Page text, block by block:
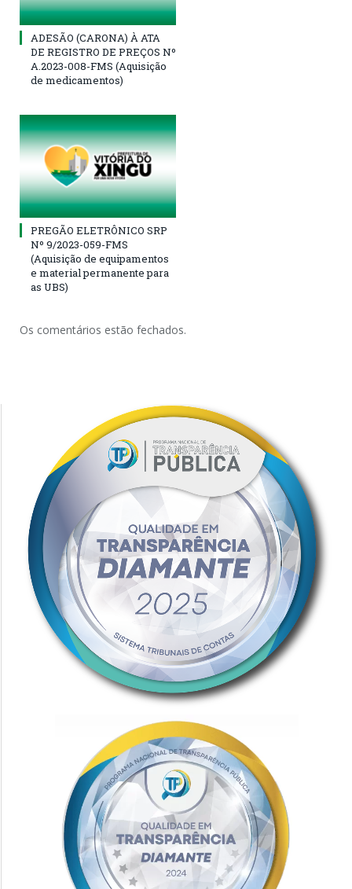
ADESÃO (CARONA) À ATA
DE REGISTRO DE PREÇOS Nº
A.2023-008-FMS (Aquisição
de medicamentos)
PREGÃO ELETRÔNICO SRP
Nº 9/2023-059-FMS
(Aquisição de equipamentos
e material permanente para
as UBS)
Os comentários estão fechados.